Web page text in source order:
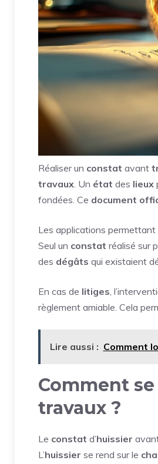
Réaliser un constat avant
travaux. Un état des lieux
fondées. Ce document
Les applications
Seul un constat réalisé sur
des dégâts qui existaient
En cas de litiges,
règlement amiable. Cela
Lire aussi : Comment
Comment
travaux ?
Le constat d’huissier
L’huissier se rend sur le